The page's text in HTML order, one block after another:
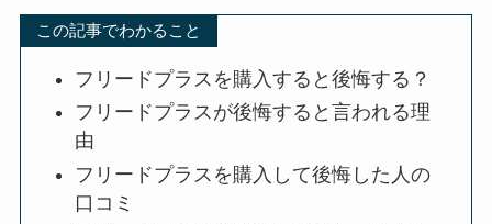
この記事でわかること
フリードプラスを購入すると後悔する？
フリードプラスが後悔すると言われる理
由
フリードプラスを購入して後悔した人の
口コミ